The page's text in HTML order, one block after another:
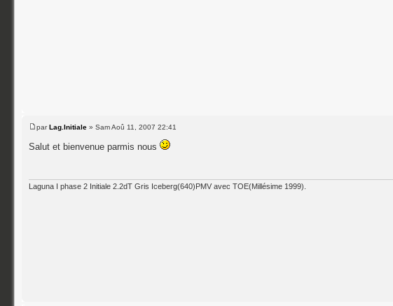
parLag.Initiale » Sam Aoû 11, 2007 22:41
Salut et bienvenue parmis nous
Laguna I phase 2 Initiale 2.2dT Gris Iceberg(640)PMV avec TOE(Millésime 1999).